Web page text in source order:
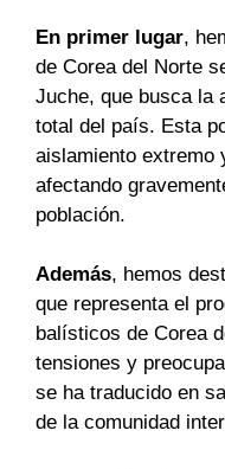
En primer lugar,
de Corea del Norte
Juche, que busca la
total del país. Esta
aislamiento extremo
afectando
población.
Además, hemos
que representa el
balísticos de Corea
tensiones y
se ha traducido en
de la comunidad